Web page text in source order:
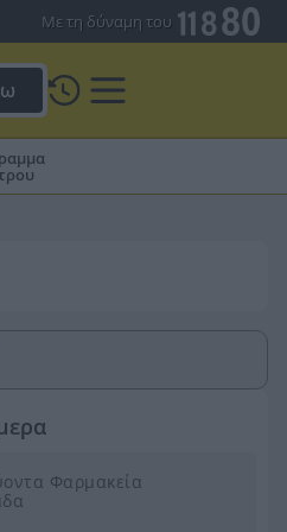
Με τη δύναμη του
Φαρμακεία